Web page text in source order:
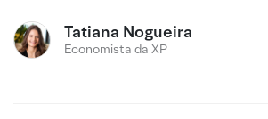
Tatiana Nogueira
Economista da XP